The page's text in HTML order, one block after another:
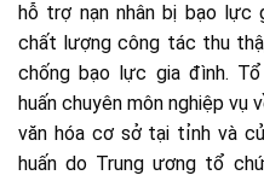
hỗ trợ nạn nhân bị bạo lực
chất lượng công tác thu
chống bạo lực gia đình.
huấn chuyên môn nghiệp vụ
văn hóa cơ sở tại tỉnh và
huấn do Trung ương tổ